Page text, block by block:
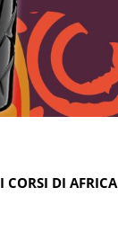
I CORSI DI AFRICA